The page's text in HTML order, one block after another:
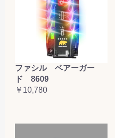
ファシル ベアーガー
ド 8609
￥10,780